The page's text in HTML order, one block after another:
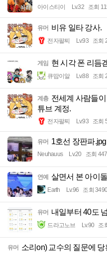
아이스티이 Lv.32 조회
유머 비유 일타 강사.
전자팔찌 Lv.93 조회
게임 현 시각 폰 리듬
큐땁이알 Lv.88 조회
계층 전세계 사람들
튜브 계정.
전자팔찌 Lv.93 조회
유머 1호선 장판파.jpg
Neuhauus Lv.20 조회
연예 살면서 본 아이
Earth Lv.96 조회 3490
유머 내일부터 40도
드라고노브 Lv.90 조
유머 소리on) 교수의 질문에